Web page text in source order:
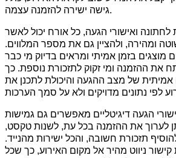
גישה ישירה להזמנה עצמה.
ואישורי הגעה, כל אורח יכול לאשר
ומהירה, ולהציין גם את מספר המלווים.
מוצגים בזמן אמיתי ומראים בדיוק מי כבר
את ההזמנה ומי זקוק לתזכורת נוספת. כך
של מצב ההגעה והיכולת לתכנן את
הגעה דיגיטליים מאפשרים גם גמישות
לערוך את ההזמנה בכל עת, לשנות טקסט,
תזכורת חשובה, והכל ישירות מהנייד.
ניווט מהיר אל מקום האירוע, כך שכל